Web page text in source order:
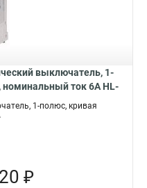
выключатель, 1-
номинальный ток 6А HL-
1-полюс, кривая
₽